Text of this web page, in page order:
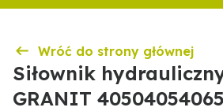
Wróć do strony głównej
Siłownik
GRANIT 40504054065